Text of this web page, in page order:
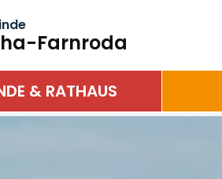
Farnroda
& RATHAUS